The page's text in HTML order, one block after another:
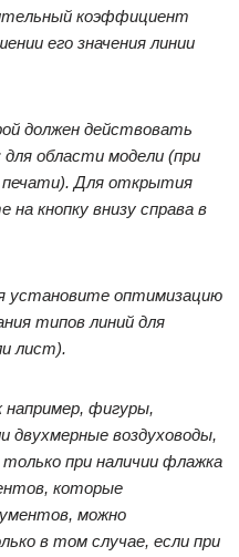
коэффициент
его значения линии
должен действовать
области модели (при
печати). Для открытия
кнопку внизу справа в
установите оптимизацию
типов линий для
лист).
например, фигуры,
двухмерные воздуховоды,
при наличии флажка
которые
можно
в том случае, если при